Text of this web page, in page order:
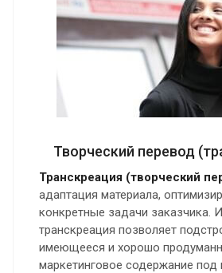
Творческий перевод
Транскреация (творческий
адаптация материала,
конкретные задачи заказчика.
транскреация позволяет
имеющееся и хорошо
маркетинговое содержание